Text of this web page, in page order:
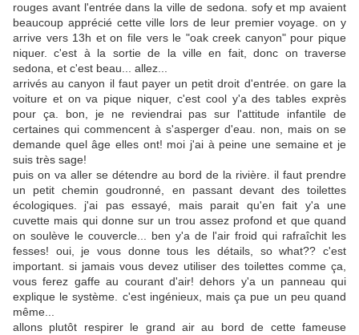
rouges avant l'entrée dans la ville de sedona. sofy et mp avaient
beaucoup apprécié cette ville lors de leur premier voyage. on y
arrive vers 13h et on file vers le "oak creek canyon" pour pique
niquer. c'est à la sortie de la ville en fait, donc on traverse
sedona, et c'est beau... allez...
arrivés au canyon il faut payer un petit droit d'entrée. on gare la
voiture et on va pique niquer, c'est cool y'a des tables exprès
pour ça. bon, je ne reviendrai pas sur l'attitude infantile de
certaines qui commencent à s'asperger d'eau. non, mais on se
demande quel âge elles ont! moi j'ai à peine une semaine et je
suis très sage!
puis on va aller se détendre au bord de la rivière. il faut prendre
un petit chemin goudronné, en passant devant des toilettes
écologiques. j'ai pas essayé, mais parait qu'en fait y'a une
cuvette mais qui donne sur un trou assez profond et que quand
on soulève le couvercle... ben y'a de l'air froid qui rafraîchit les
fesses! oui, je vous donne tous les détails, so what?? c'est
important. si jamais vous devez utiliser des toilettes comme ça,
vous ferez gaffe au courant d'air! dehors y'a un panneau qui
explique le système. c'est ingénieux, mais ça pue un peu quand
même...
allons plutôt respirer le grand air au bord de cette fameuse